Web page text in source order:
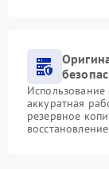
аккуратная
резервное